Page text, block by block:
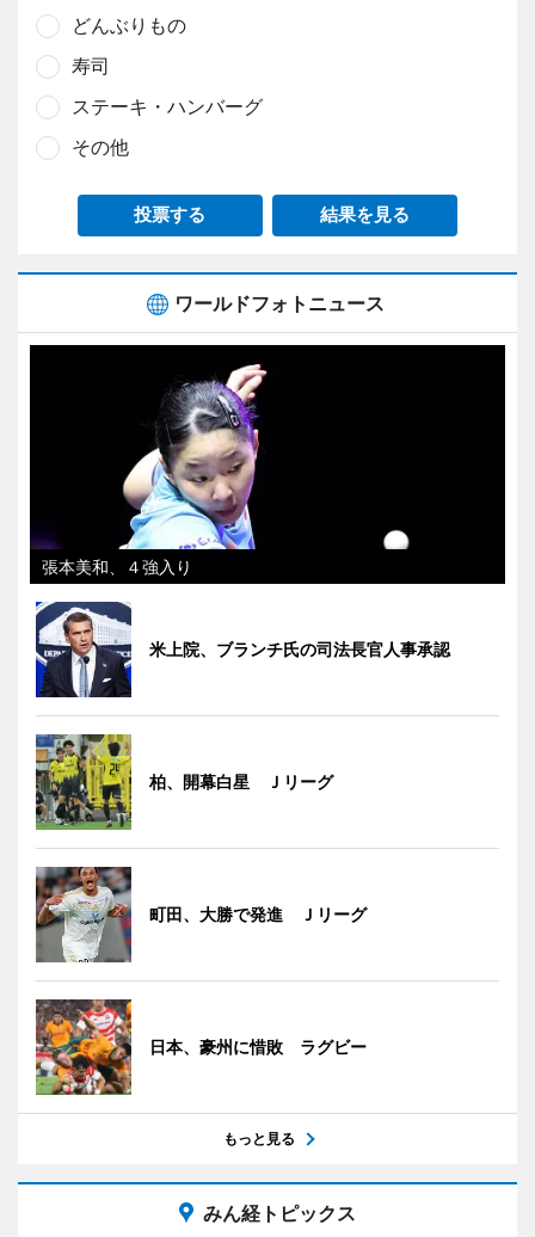
どんぶりもの
寿司
ステーキ・ハンバーグ
その他
投票する 結果を見る
ワールドフォトニュース
張本美和、４強入り
米上院、ブランチ氏の司法長官人事承認
柏、開幕白星 Ｊリーグ
町田、大勝で発進 Ｊリーグ
日本、豪州に惜敗 ラグビー
もっと見る
みん経トピックス